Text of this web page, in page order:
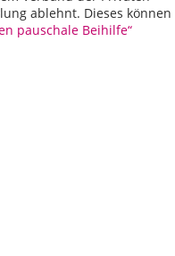
ablehnt. Dieses
pauschale Beihilfe“